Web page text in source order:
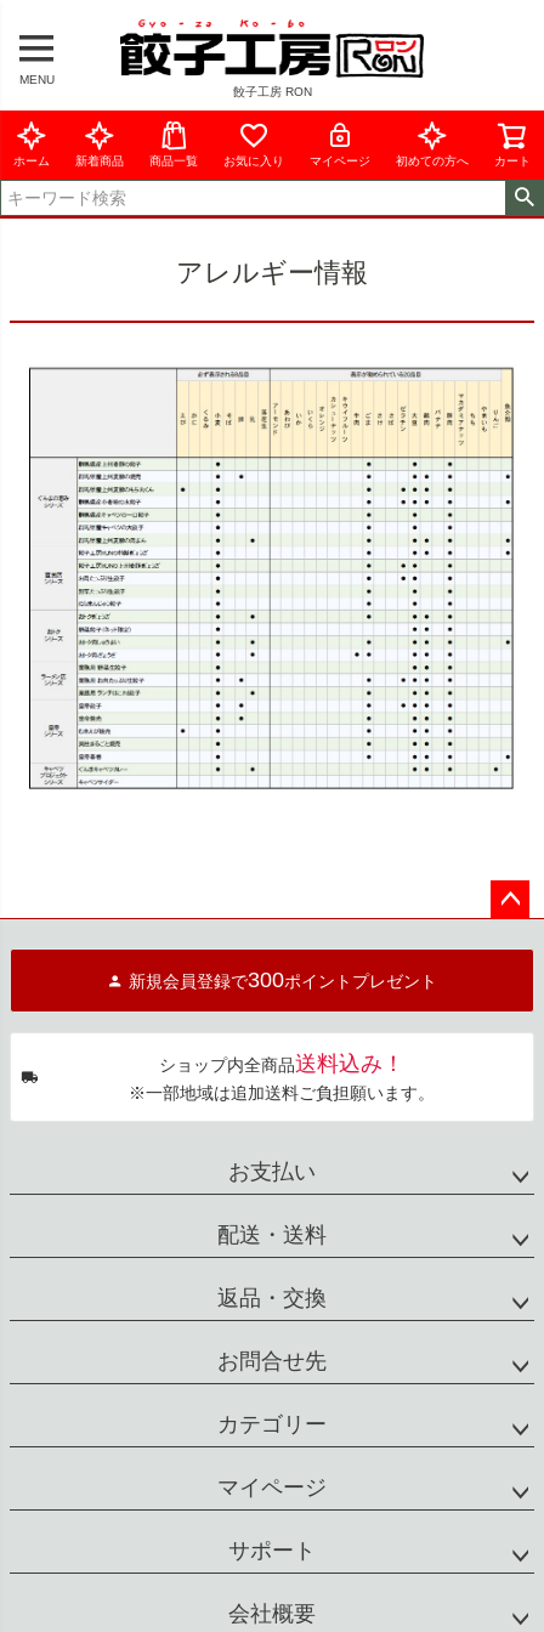
MENU
餃子工房 RON
ホーム 新着商品 商品一覧 お気に入り マイページ 初めての方へ カート
アレルギー情報
へ
新規会員登録で300ポイントプレゼント
ショップ内全商品送料込み！
※一部地域は追加送料ご負担願います。
お支払い
配送・送料
返品・交換
お問合せ先
カテゴリー
マイページ
サポート
会社概要